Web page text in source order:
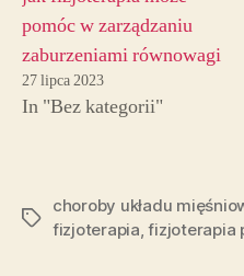
pomóc w zarządzaniu
zaburzeniami równowagi
27 lipca 2023
In "Bez kategorii"
Tagi
choroby układu
fizjoterapia,fizjoterapia